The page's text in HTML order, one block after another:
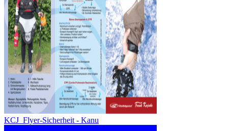
KCJ_Flyer-Sicherheit - Kanu